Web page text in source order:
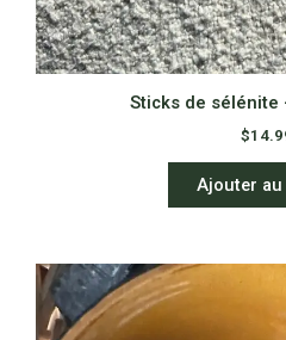
Sticks de sélénite
$
Ajouter au